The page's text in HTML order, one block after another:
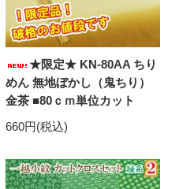
★限定★ KN-80AA ちり
めん 無地ぼかし（鬼ちり）
金茶 ■80ｃｍ単位カット
660円(税込)